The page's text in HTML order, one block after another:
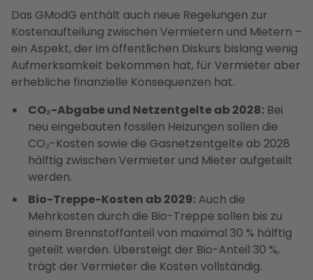
Das GModG enthält auch neue Regelungen zur
Kostenaufteilung zwischen Vermietern und Mietern –
ein Aspekt, der im öffentlichen Diskurs bislang wenig
Aufmerksamkeit bekommen hat, für Vermieter aber
erhebliche finanzielle Konsequenzen hat.
CO₂-Abgabe und Netzentgelte ab 2028:Bei
neu eingebauten fossilen Heizungen sollen die
CO₂-Kosten sowie die Gasnetzentgelte ab 2028
hälftig zwischen Vermieter und Mieter aufgeteilt
werden.
Bio-Treppe-Kosten ab 2029:Auch die
Mehrkosten durch die Bio-Treppe sollen bis zu
einem Brennstoffanteil von maximal 30 % hälftig
geteilt werden. Übersteigt der Bio-Anteil 30 %,
trägt der Vermieter die Kosten vollständig.